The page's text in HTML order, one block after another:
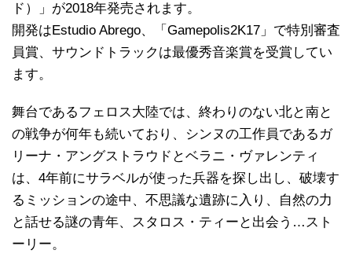
ド）」が2018年発売されます。
開発はEstudio Abrego、「Gamepolis2K17」で特別審査
員賞、サウンドトラックは最優秀音楽賞を受賞してい
ます。
舞台であるフェロス大陸では、終わりのない北と南と
の戦争が何年も続いており、シンヌの工作員であるガ
リーナ・アングストラウドとベラニ・ヴァレンティ
は、4年前にサラベルが使った兵器を探し出し、破壊す
るミッションの途中、不思議な遺跡に入り、自然の力
と話せる謎の青年、スタロス・ティーと出会う…スト
ーリー。